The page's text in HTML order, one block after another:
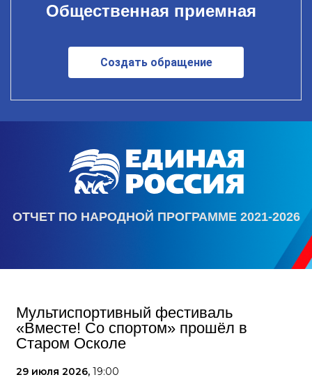
Общественная приемная
Создать обращение
ОТЧЕТ ПО НАРОДНОЙ ПРОГРАММЕ 2021-2026
Мультиспортивный фестиваль
«Вместе! Со спортом» прошёл в
Старом Осколе
29 июля 2026, 19:00